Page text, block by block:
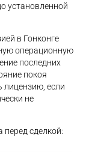
установленной
в Гонконге
операционную
последних
покоя
лицензию, если
не
сделкой: